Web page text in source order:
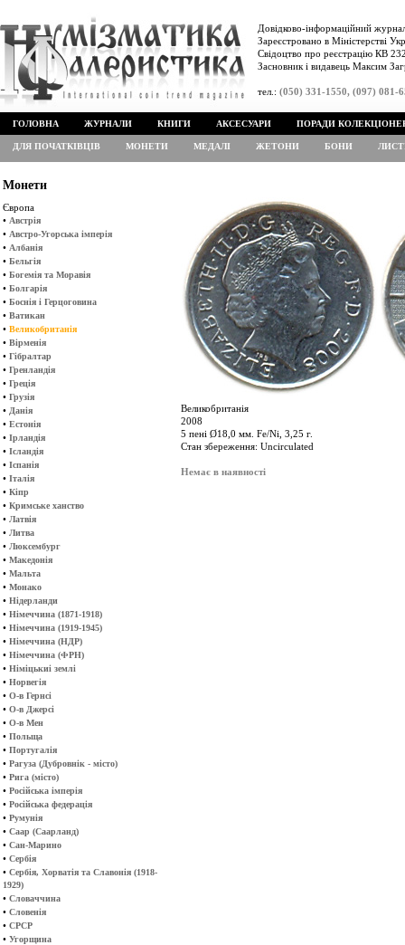
Довідково-інформаційний
Зареєстровано в Міністерстві
Свідоцтво про реєстрацію КВ
Засновник і видавець Максим
тел.: (050) 331-1550, (097) 081-
ГОЛОВНА ЖУРНАЛИ КНИГИ АКСЕСУАРИ ПОРАДИ
ДЛЯ ПОЧАТКІВЦІВ МОНЕТИ МЕДАЛІ ЖЕТОНИ БОНИ
Монети
Європа
• Австрія
• Австро-Угорська імперія
• Албанія
• Бельгія
• Богемія та Моравія
• Болгарія
• Боснія і Герцоговина
• Ватикан
• Великобританія
• Вірменія
• Гібралтар
• Гренландія
• Греція
• Грузія
• Данія
• Естонія
• Ірландія
• Ісландія
• Іспанія
• Італія
• Кіпр
• Кримське ханство
• Латвія
• Литва
• Люксембург
• Македонія
• Мальта
• Монако
• Нідерланди
• Німеччина (1871-1918)
• Німеччина (1919-1945)
• Німеччина (НДР)
• Німеччина (ФРН)
• Німіцькиі землі
• Норвегія
• О-в Гернсі
• О-в Джерсі
• О-в Мен
• Польща
• Португалія
• Рагуза (Дубровнік - місто)
• Рига (місто)
• Російська імперія
• Російська федерація
• Румунія
• Саар (Саарланд)
• Сан-Марино
• Сербія
• Сербія, Хорватія та Славонія (1918-
1929)
• Словаччина
• Словенія
• СРСР
• Угорщина
Великобританія
2008
5 пені Ø18,0 мм. Fe/Ni, 3,25 г.
Стан збереження: Uncirculated
Немає в наявності